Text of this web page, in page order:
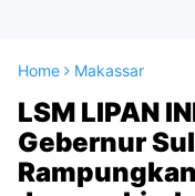
Home Makassar
LSM LIPAN
Gebernur